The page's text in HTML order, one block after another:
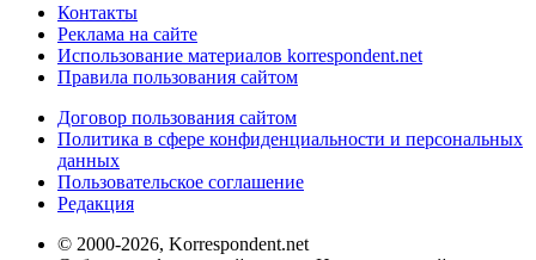
Контакты
Реклама на сайте
Использование материалов korrespondent.net
Правила пользования сайтом
Договор пользования сайтом
Политика в сфере конфиденциальности и персональных
данных
Пользовательское соглашение
Редакция
© 2000-2026, Korrespondent.net